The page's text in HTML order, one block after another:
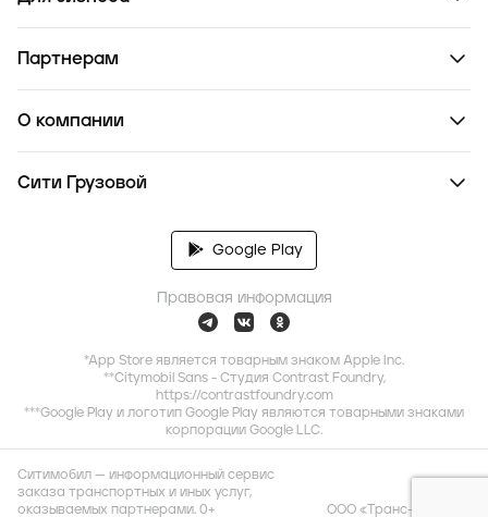
Партнерам
О компании
Сити Грузовой
Google Play
Правовая информация
*App Store является товарным знаком Apple Inc.
**Citymobil Sans - Студия Contrast Foundry,
https://contrastfoundry.com
***Google Play и логотип Google Play являются товарными знаками
корпорации Google LLC.
Ситимобил — информационный сервис
заказа транспортных и иных услуг,
оказываемых партнерами. 0+
ООО «Транс-Миссия»